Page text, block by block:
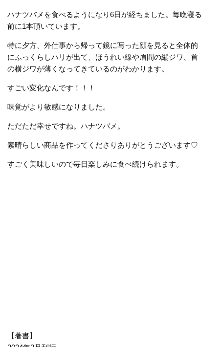
ハナツバメを食べるようになり6日が経ちました。毎晩寝る
前に1本頂いています。
特に夕方、外仕事から帰って鏡に写った顔を見ると全体的
にふっくらしハリが出て、ほうれい線や眉間の縦ジワ、首
の横ジワが薄くなってきているのがわかります。
すごい変化なんです！！！
味覚がより敏感になりました。
ただただ幸せですね。ハナツバメ。
素晴らしい商品を作ってくださりありがとうございます♡
すごく美味しいので毎日楽しみに食べ続けられます。
【著書】